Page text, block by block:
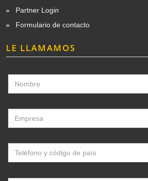
Partner Login
Formulario de contacto
LE LLAMAMOS